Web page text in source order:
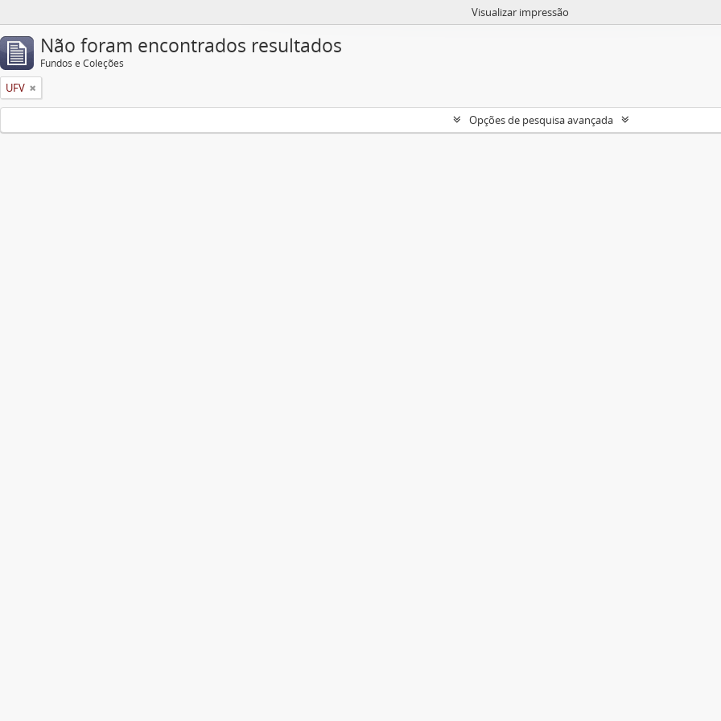
Visualizar impressão
Não foram encontrados resultados
Fundos e Coleções
UFV
Opções de pesquisa avançada